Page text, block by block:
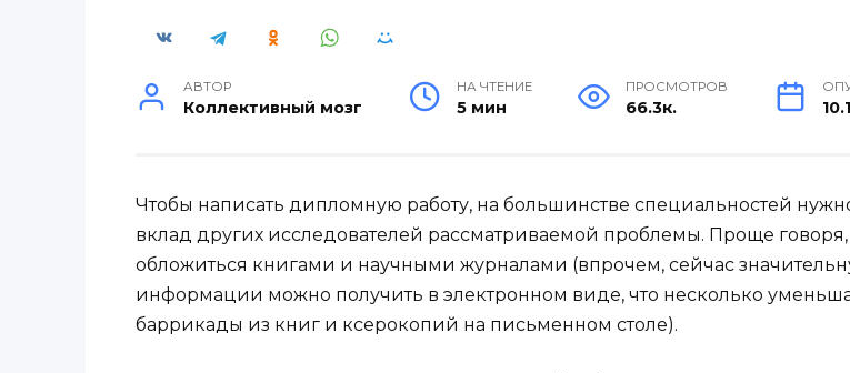
АВТОР
Коллективный мозг
НА ЧТЕНИЕ
5 мин
ПРОСМОТРОВ
66.3к.
Чтобы написать дипломную работу, на большинстве специальностей
вклад других исследователей рассматриваемой проблемы. Проще
обложиться книгами и научными журналами (впрочем, сейчас
информации можно получить в электронном виде, что несколько
баррикады из книг и ксерокопий на письменном столе).